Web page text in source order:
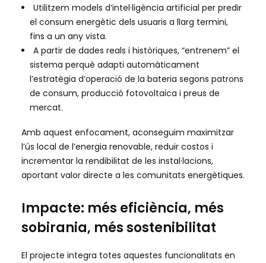
Utilitzem models d’intel·ligència artificial per predir
el consum energètic dels usuaris a llarg termini,
fins a un any vista.
A partir de dades reals i històriques, “entrenem” el
sistema perquè adapti automàticament
l’estratègia d’operació de la bateria segons patrons
de consum, producció fotovoltaica i preus de
mercat.
Amb aquest enfocament, aconseguim maximitzar
l’ús local de l’energia renovable, reduir costos i
incrementar la rendibilitat de les instal·lacions,
aportant valor directe a les comunitats energètiques.
Impacte: més eficiència, més
sobirania, més sostenibilitat
El projecte integra totes aquestes funcionalitats en